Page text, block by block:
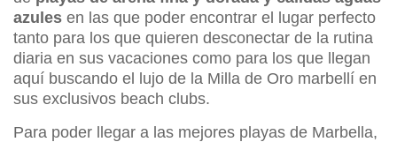
azules en las que poder encontrar el lugar perfecto
tanto para los que quieren desconectar de la rutina
diaria en sus vacaciones como para los que llegan
aquí buscando el lujo de la Milla de Oro marbellí en
sus exclusivos beach clubs.
Para poder llegar a las mejores playas de Marbella,